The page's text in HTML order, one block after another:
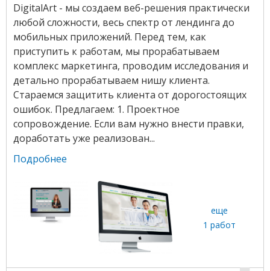
DigitalArt - мы создаем веб-решения практически
любой сложности, весь спектр от лендинга до
мобильных приложений. Перед тем, как
приступить к работам, мы прорабатываем
комплекс маркетинга, проводим исследования и
детально прорабатываем нишу клиента.
Стараемся защитить клиента от дорогостоящих
ошибок. Предлагаем: 1. Проектное
сопровождение. Если вам нужно внести правки,
доработать уже реализован...
Подробнее
еще
1 работ